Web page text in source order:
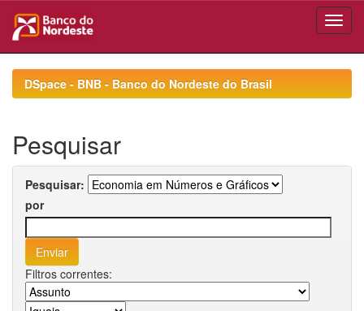
navigationDSpace - BNB - Banco do Nordeste do Brasil
Pesquisar
Pesquisar:
por
Filtros correntes: